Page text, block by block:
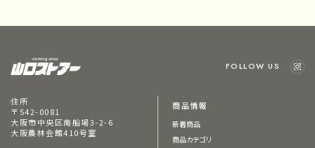
FOLLOW US
住所
〒542-0081
大阪市中央区南船場3-2-6
大阪農林会館410号室
商品情報
新着商品
商品カテゴリ